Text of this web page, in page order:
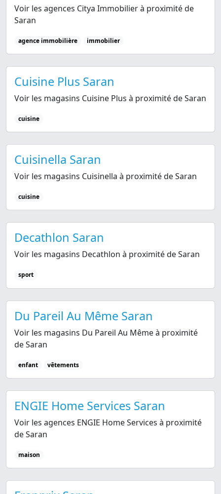
Voir les agences Citya Immobilier à proximité de
Saran
agence immobilière immobilier
Cuisine Plus Saran
Voir les magasins Cuisine Plus à proximité de Saran
cuisine
Cuisinella Saran
Voir les magasins Cuisinella à proximité de Saran
cuisine
Decathlon Saran
Voir les magasins Decathlon à proximité de Saran
sport
Du Pareil Au Même Saran
Voir les magasins Du Pareil Au Même à proximité
de Saran
enfant vêtements
ENGIE Home Services Saran
Voir les agences ENGIE Home Services à proximité
de Saran
maison